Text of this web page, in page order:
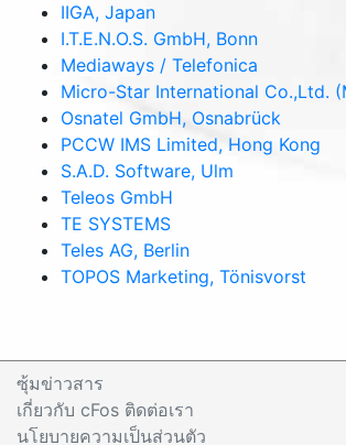
IIGA, Japan
I.T.E.N.O.S. GmbH, Bonn
Mediaways / Telefonica
Micro-Star International Co.,Ltd.
Osnatel GmbH, Osnabrück
PCCW IMS Limited, Hong Kong
S.A.D. Software, Ulm
Teleos GmbH
TE SYSTEMS
Teles AG, Berlin
TOPOS Marketing, Tönisvorst
ซุ้มข่าวสาร
เกี่ยวกับ cFos ติดต่อเรา
นโยบายความเป็นส่วนตัว